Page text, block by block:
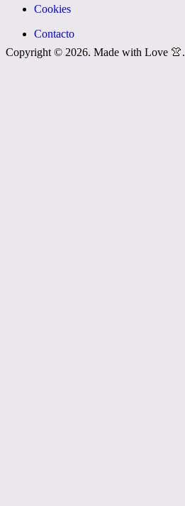
Copyright © 2026. Made with Love 👚.
rss»]
Cookies
Contacto